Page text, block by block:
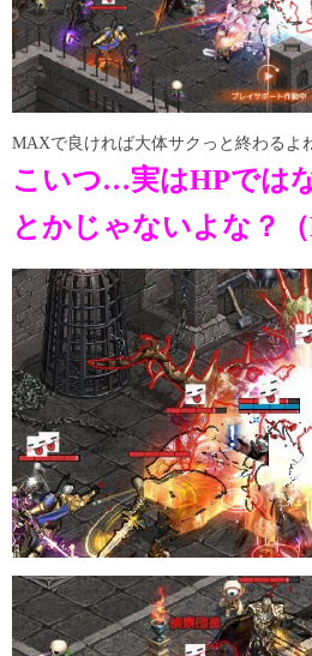
MAXで良ければ大体サクっと終わるよ
こいつ…実はHPでは
とかじゃないよな？